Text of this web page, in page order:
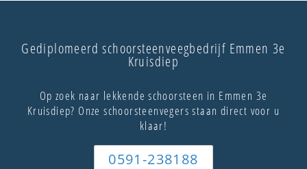
Gediplomeerd schoorsteenveegbedrijf Emmen 3e
Kruisdiep
Op zoek naar lekkende schoorsteen in Emmen 3e
Kruisdiep? Onze schoorsteenvegers staan direct voor u
klaar!
0591-238188